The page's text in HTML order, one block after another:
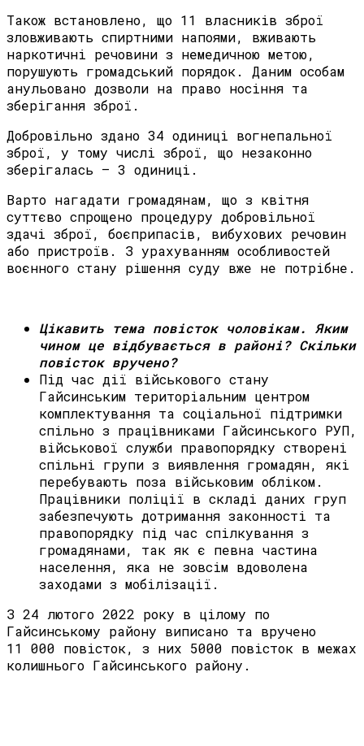
Також встановлено, що 11 власників зброї
зловживають спиртними напоями, вживають
наркотичні речовини з немедичною метою,
порушують громадський порядок. Даним особам
анульовано дозволи на право носіння та
зберігання зброї.
Добровільно здано 34 одиниці вогнепальної
зброї, у тому числі зброї, що незаконно
зберігалась – 3 одиниці.
Варто нагадати громадянам, що з квітня
суттєво спрощено процедуру добровільної
здачі зброї, боєприпасів, вибухових речовин
або пристроїв. З урахуванням особливостей
воєнного стану рішення суду вже не потрібне.
Цікавить тема повісток чоловікам. Яким
чином це відбувається в районі? Скільки
повісток вручено?
Під час дії військового стану
Гайсинським територіальним центром
комплектування та соціальної підтримки
спільно з працівниками Гайсинського РУП,
військової служби правопорядку створені
спільні групи з виявлення громадян, які
перебувають поза військовим обліком.
Працівники поліції в складі даних груп
забезпечують дотримання законності та
правопорядку під час спілкування з
громадянами, так як є певна частина
населення, яка не зовсім вдоволена
заходами з мобілізації.
З 24 лютого 2022 року в цілому по
Гайсинському району виписано та вручено
11 000 повісток, з них 5000 повісток в межах
колишнього Гайсинського району.